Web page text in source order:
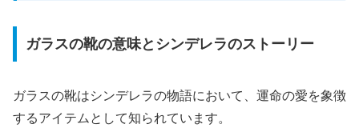
ガラスの靴の意味とシンデレラのストーリー
ガラスの靴はシンデレラの物語において、運命の愛を象徴
するアイテムとして知られています。